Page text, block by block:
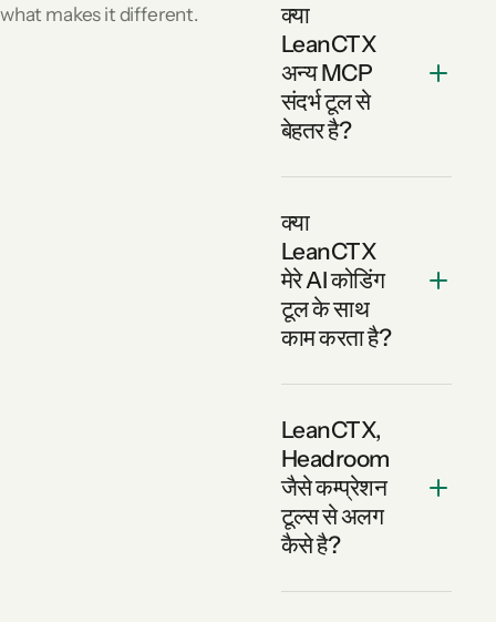
what makes it different.
क्या
LeanCTX
अन्य MCP
संदर्भ टूल से
बेहतर है?
क्या
LeanCTX
मेरे AI कोडिंग
टूल के साथ
काम करता है?
LeanCTX,
Headroom
जैसे कम्प्रेशन
टूल्स से अलग
कैसे है?